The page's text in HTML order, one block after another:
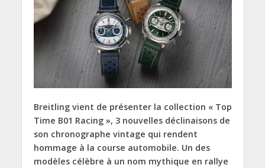
Breitling vient de présenter la collection « Top
Time B01 Racing », 3 nouvelles déclinaisons de
son chronographe vintage qui rendent
hommage à la course automobile. Un des
modèles célèbre à un nom mythique en rallye